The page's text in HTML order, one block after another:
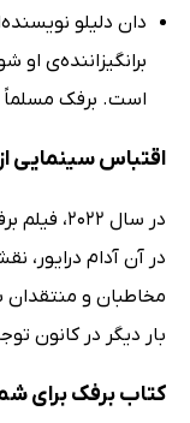
دان دلیلو
برانگیزاننده‌ی او
است. برفک
اقتباس سینمایی
در سال
در آن آدام درایور،
مخاطبان و
بار دیگر در کانون
کتاب برفک برای